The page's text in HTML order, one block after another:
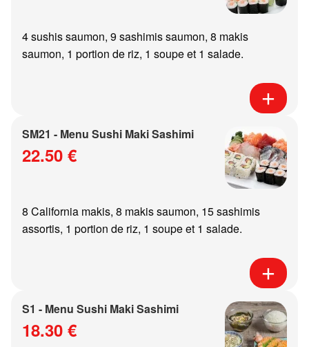
4 sushis saumon, 9 sashimis saumon, 8 makis
saumon, 1 portion de riz, 1 soupe et 1 salade.
SM21 - Menu Sushi Maki Sashimi
22.50 €
8 California makis, 8 makis saumon, 15 sashimis
assortis, 1 portion de riz, 1 soupe et 1 salade.
S1 - Menu Sushi Maki Sashimi
18.30 €